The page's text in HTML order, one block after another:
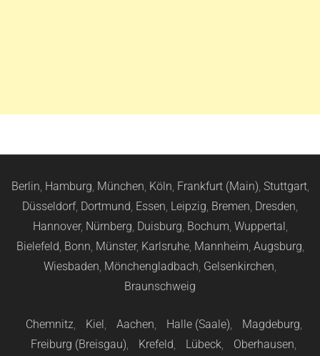
Berlin, Hamburg, München, Köln, Frankfurt (Main), Stuttgart,
Düsseldorf, Dortmund, Essen, Leipzig, Bremen, Dresden,
Hannover, Nürnberg, Duisburg, Bochum, Wuppertal,
Bielefeld, Bonn, Münster, Karlsruhe, Mannheim, Augsburg,
Wiesbaden, Mönchengladbach, Gelsenkirchen,
Braunschweig
Chemnitz, Kiel, Aachen, Halle (Saale), Magdeburg,
Freiburg (Breisgau), Krefeld, Lübeck, Oberhausen,